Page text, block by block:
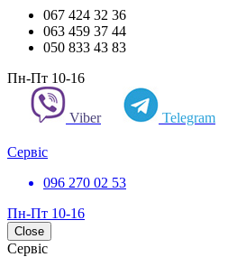
067 424 32 36
063 459 37 44
050 833 43 83
Пн-Пт 10-16
Viber Telegram
Сервіс
096 270 02 53
Пн-Пт 10-16
Close
Сервіс